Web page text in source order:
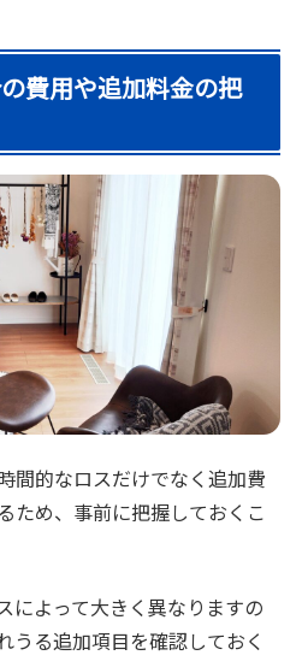
費用や追加料金の把
間的なロスだけでなく追加費
ため、事前に把握しておくこ
によって大きく異なりますの
うる追加項目を確認しておく